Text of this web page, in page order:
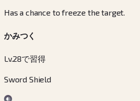
Has a chance to freeze the target.
かみつく
Lv.28で習得
Sword Shield